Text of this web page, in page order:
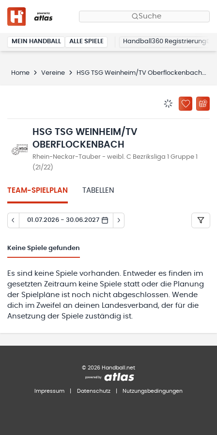
Suche
MEIN HANDBALL ALLE SPIELE Handball360 Registrierung
Home Vereine HSG TSG Weinheim/TV Oberflockenbach
ZU
HSG TSG WEINHEIM/TV
OBERFLOCKENBACH
Rhein-Neckar-Tauber - weibl. C Bezriksliga 1 Gruppe 1
(21/22)
TEAM-SPIELPLAN TABELLEN
01.07.2026 - 30.06.2027
Keine Spiele gefunden
Es sind keine Spiele vorhanden. Entweder es finden im
gesetzten Zeitraum keine Spiele statt oder die Planung
der Spielpläne ist noch nicht abgeschlossen. Wende
dich im Zweifel an deinen Landesverband, der für die
Ansetzung der Spiele zuständig ist.
© 2026 Handball.net
Impressum Datenschutz Nutzungsbedingungen